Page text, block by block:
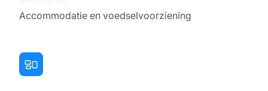
Accommodatie en voedselvoorziening